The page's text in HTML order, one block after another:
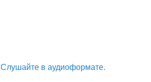
Слушайте в аудиоформате.